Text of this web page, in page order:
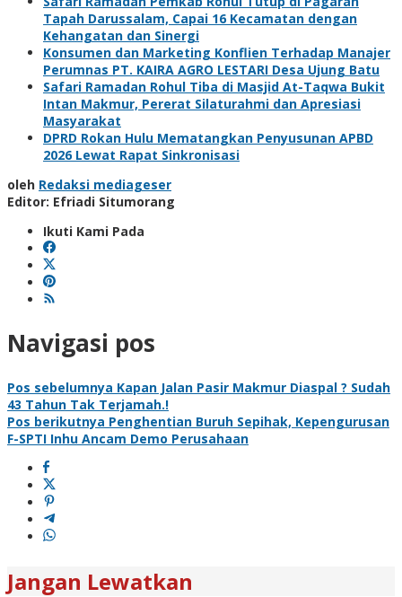
Tapah Darussalam, Capai 16 Kecamatan dengan
Kehangatan dan Sinergi
Konsumen dan Marketing Konflien Terhadap Manajer
Perumnas PT. KAIRA AGRO LESTARI Desa Ujung Batu
Safari Ramadan Rohul Tiba di Masjid At-Taqwa Bukit
Intan Makmur, Pererat Silaturahmi dan Apresiasi
Masyarakat
DPRD Rokan Hulu Mematangkan Penyusunan APBD
2026 Lewat Rapat Sinkronisasi
oleh Redaksi mediageser
Editor: Efriadi Situmorang
Ikuti Kami Pada
Navigasi pos
Pos sebelumnya Kapan Jalan Pasir Makmur Diaspal ? Sudah
43 Tahun Tak Terjamah.!
Pos berikutnya Penghentian Buruh Sepihak, Kepengurusan
F-SPTI Inhu Ancam Demo Perusahaan
Jangan Lewatkan